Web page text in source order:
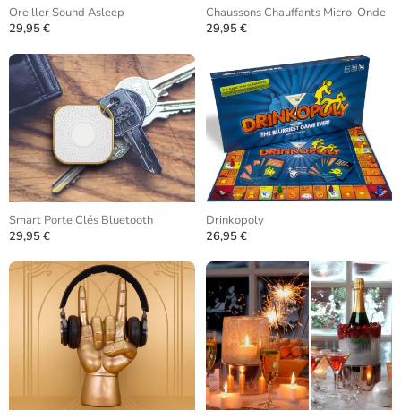
Oreiller Sound Asleep
29,95 €
Chaussons Chauffants Micro-Onde
29,95 €
Smart Porte Clés Bluetooth
29,95 €
Drinkopoly
26,95 €